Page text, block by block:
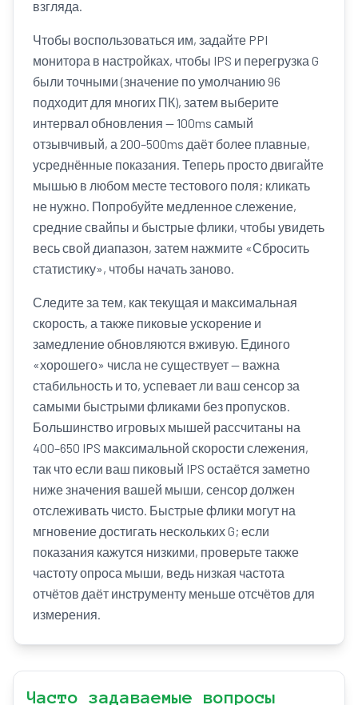
взгляда.
Чтобы воспользоваться им, задайте PPI
монитора в настройках, чтобы IPS и перегрузка G
были точными (значение по умолчанию 96
подходит для многих ПК), затем выберите
интервал обновления — 100ms самый
отзывчивый, а 200–500ms даёт более плавные,
усреднённые показания. Теперь просто двигайте
мышью в любом месте тестового поля; кликать
не нужно. Попробуйте медленное слежение,
средние свайпы и быстрые флики, чтобы увидеть
весь свой диапазон, затем нажмите «Сбросить
статистику», чтобы начать заново.
Следите за тем, как текущая и максимальная
скорость, а также пиковые ускорение и
замедление обновляются вживую. Единого
«хорошего» числа не существует — важна
стабильность и то, успевает ли ваш сенсор за
самыми быстрыми фликами без пропусков.
Большинство игровых мышей рассчитаны на
400–650 IPS максимальной скорости слежения,
так что если ваш пиковый IPS остаётся заметно
ниже значения вашей мыши, сенсор должен
отслеживать чисто. Быстрые флики могут на
мгновение достигать нескольких G; если
показания кажутся низкими, проверьте также
частоту опроса мыши, ведь низкая частота
отчётов даёт инструменту меньше отсчётов для
измерения.
Часто задаваемые вопросы